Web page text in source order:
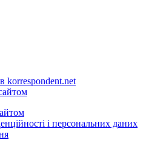
korrespondent.net
і персональних даних